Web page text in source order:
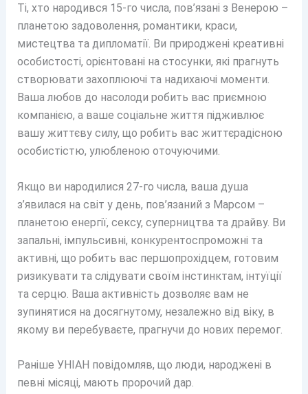
Ті, хто народився 15-го числа, пов’язані з Венерою –
планетою задоволення, романтики, краси,
мистецтва та дипломатії. Ви природжені креативні
особистості, орієнтовані на стосунки, які прагнуть
створювати захоплюючі та надихаючі моменти.
Ваша любов до насолоди робить вас приємною
компанією, а ваше соціальне життя підживлює
вашу життєву силу, що робить вас життєрадісною
особистістю, улюбленою оточуючими.
Якщо ви народилися 27-го числа, ваша душа
з’явилася на світ у день, пов’язаний з Марсом –
планетою енергії, сексу, суперництва та драйву. Ви
запальні, імпульсивні, конкурентоспроможні та
активні, що робить вас першопрохідцем, готовим
ризикувати та слідувати своїм інстинктам, інтуїції
та серцю. Ваша активність дозволяє вам не
зупинятися на досягнутому, незалежно від віку, в
якому ви перебуваєте, прагнучи до нових перемог.
Раніше УНІАН повідомляв, що люди, народжені в
певні місяці, мають пророчий дар.